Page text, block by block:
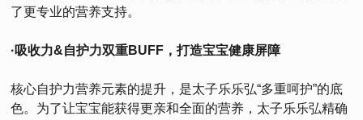
了更专业的营养支持。
·吸收力&自护力双重BUFF，打造宝宝健康屏障
核心自护力营养元素的提升，是太子乐乐弘“多重呵护”的底
色。为了让宝宝能获得更亲和全面的营养，太子乐乐弘精确